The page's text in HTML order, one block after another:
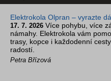
Elektrokola Olpran – vyrazte
17. 7. 2026 Více pohybu, více
námahy. Elektrokola vám
trasy, kopce i každodenní
radostí.
Petra Břízová